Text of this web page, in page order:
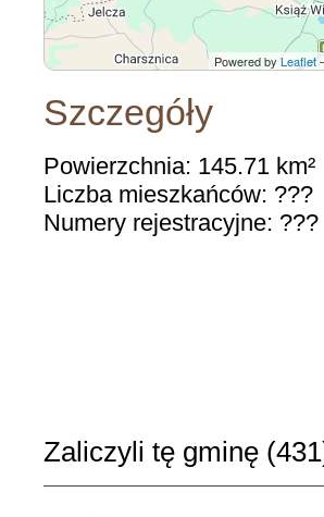
Powered byLeaflet
Szczegóły
Powierzchnia: 145.71 km²
Liczba mieszkańców: ???
Numery rejestracyjne: ???
Zaliczyli tę gminę (431